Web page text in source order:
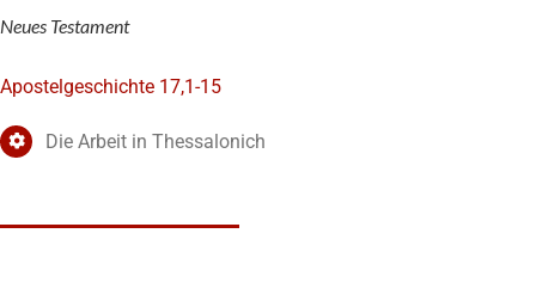
Neues Testament
Apostelgeschichte 17,1-15
Die Arbeit in Thessalonich